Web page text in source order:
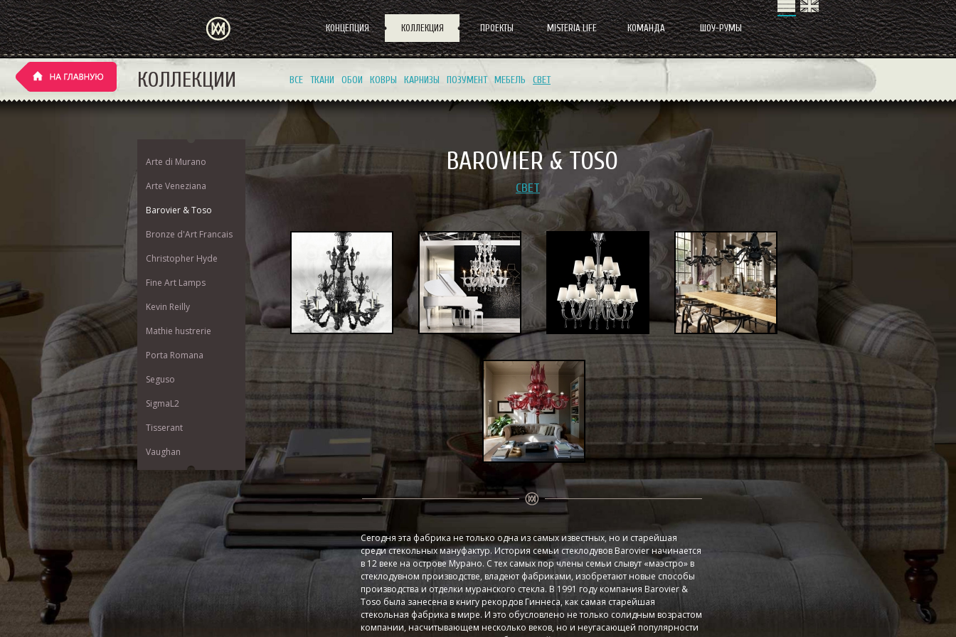
КОНЦЕПЦИЯ КОЛЛЕКЦИЯ ПРОЕКТЫ MISTERIA LIFE КОМАНДА ШОУ-РУМЫ
КОЛЛЕКЦИИ ВСЕ ТКАНИ ОБОИ КОВРЫ КАРНИЗЫ ПОЗУМЕНТ МЕБЕЛЬ СВЕТ
Arte di Murano
Arte Veneziana
Barovier & Toso
Bronze d'Art Francais
Christopher Hyde
Fine Art Lamps
Kevin Reilly
Mathie hustrerie
Porta Romana
Seguso
SigmaL2
Tisserant
Vaughan
BAROVIER & TOSO
СВЕТ
Сегодня эта фабрика не только одна из самых ­известных, но и старейшая
среди стекольных мануфактур. История семьи стеклодувов Barovier начинается
в 12 веке на острове Мурано. С тех самых пор члены семьи слывут «маэстро» в
стеклодувном производстве, владеют фабриками, изобретают новые способы
производства и отделки муранского стекла. В 1991 году компания Barovier &
Toso была занесена в книгу рекордов Гиннеса, как самая старейшая
стекольная фабрика в мире. И это обусловлено не только солидным возрастом
компании, насчитывающем несколько веков, но и неугасающей популярности